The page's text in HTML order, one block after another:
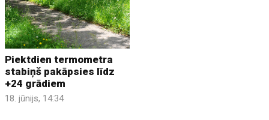
Piektdien termometra
stabiņš pakāpsies līdz
+24 grādiem
18. jūnijs, 14:34